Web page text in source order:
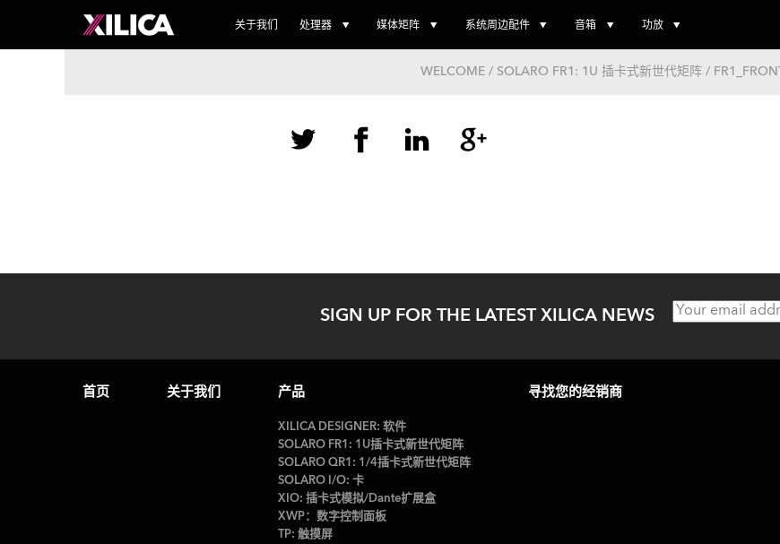
关于我们 处理器 媒体矩阵 系统周边配件 音箱 功放
WELCOME / SOLARO FR1: 1U 插卡式新世代矩阵 / FR1_FRONT
SIGN UP FOR THE LATEST XILICA NEWS
首页 关于我们 产品
XILICA DESIGNER: 软件
SOLARO FR1: 1U插卡式新世代矩阵
SOLARO QR1: 1/4插卡式新世代矩阵
SOLARO I/O: 卡
XIO: 插卡式模拟/Dante扩展盒
XWP：数字控制面板
TP: 触摸屏
寻找您的经销商